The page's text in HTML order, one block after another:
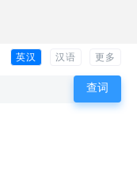
英汉 汉语 更多